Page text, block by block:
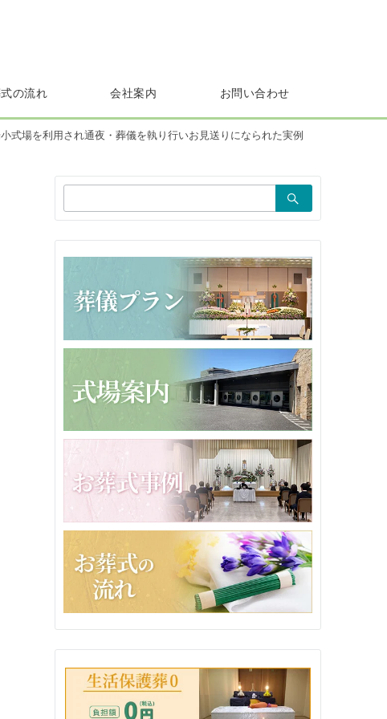
の流れ 会社案内 お問い合わせ
式場を利用され通夜・葬儀を執り行いお見送りになられた実例
索：